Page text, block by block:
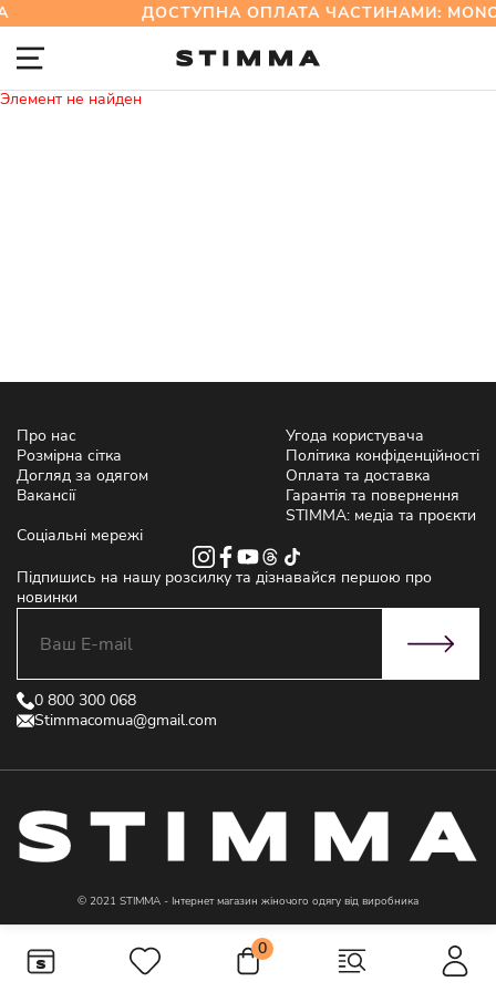
ДОСТУПНА ОПЛАТА ЧАСТИНАМИ:
Элемент не найден
0
Про нас
Розмірна сітка
Догляд за одягом
Вакансії
Угода користувача
Політика конфіденційності
Оплата та доставка
Гарантія та повернення
STIMMA: медіа та проєкти
Соціальні мережі
Підпишись на нашу розсилку та дізнавайся першою про
новинки
0 800 300 068
Stimmacomua@gmail.com
© 2021 STIMMA - Інтернет магазин жіночого одягу від виробника